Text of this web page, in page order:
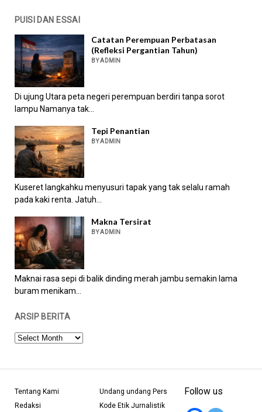
PUISI DAN ESSAI
Catatan Perempuan Perbatasan
(Refleksi Pergantian Tahun)
BY ADMIN
Di ujung Utara peta negeri perempuan berdiri tanpa sorot
lampu Namanya tak...
Tepi Penantian
BY ADMIN
Kuseret langkahku menyusuri tapak yang tak selalu ramah
pada kaki renta. Jatuh...
Makna Tersirat
BY ADMIN
Maknai rasa sepi di balik dinding merah jambu semakin lama
buram menikam...
ARSIP BERITA
ARSIP
Tentang Kami
Redaksi
Undang undang Pers
Kode Etik Jurnalistik
Follow us